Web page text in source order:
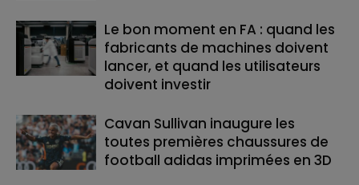
Le bon moment en FA : quand les
fabricants de machines doivent
lancer, et quand les utilisateurs
doivent investir
Cavan Sullivan inaugure les
toutes premières chaussures de
football adidas imprimées en 3D